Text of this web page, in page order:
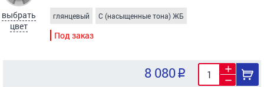
выбрать
цвет
глянцевый C (насыщенные тона) ЖБ
Под заказ
8 080